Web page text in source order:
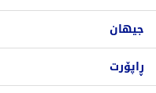
جیهان
ڕاپۆرت